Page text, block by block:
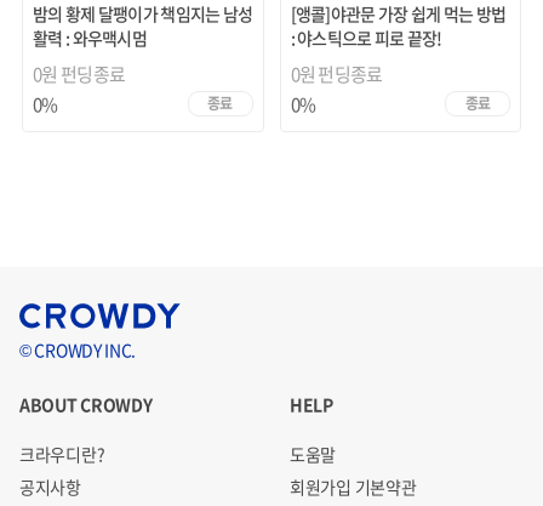
밤의 황제 달팽이가 책임지는 남성
활력 : 와우맥시멈
0원 펀딩종료
종료
0%
[앵콜]야관문 가장 쉽게 먹는 방법
: 야스틱으로 피로 끝장!
0원펀딩종료
종료
0%
© CROWDY INC.
ABOUT CROWDY
크라우디란?
공지사항
HELP
도움말
회원가입 기본약관